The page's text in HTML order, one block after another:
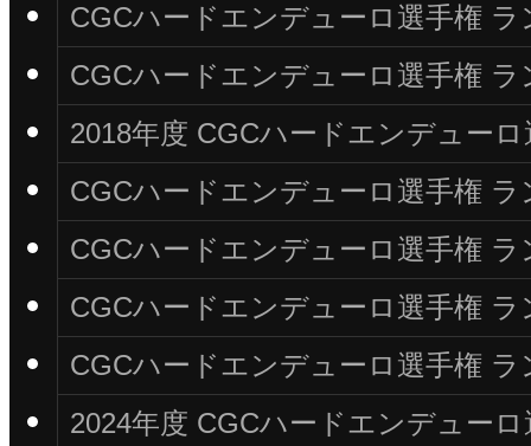
CGCハードエンデューロ選手権 ラ
CGCハードエンデューロ選手権 ラ
2018年度 CGCハードエンデュー
CGCハードエンデューロ選手権 ラ
CGCハードエンデューロ選手権 ラ
CGCハードエンデューロ選手権 ラ
CGCハードエンデューロ選手権 ラ
2024年度 CGCハードエンデュー